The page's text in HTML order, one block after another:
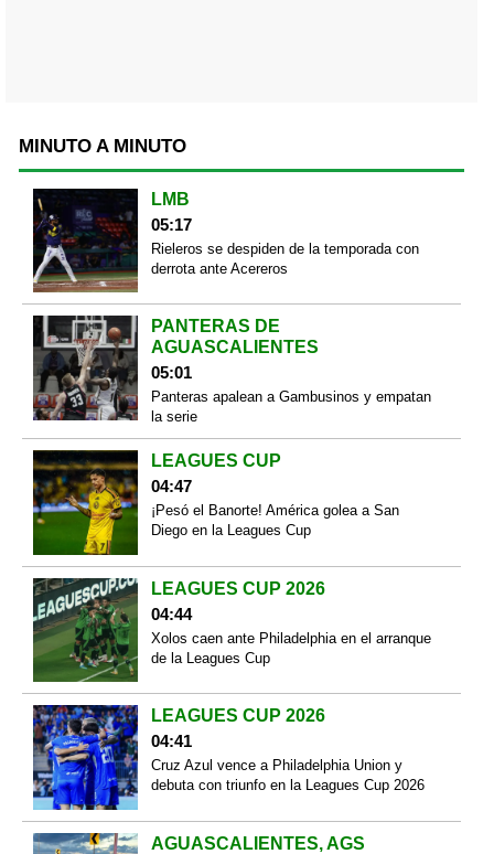
MINUTO A MINUTO
LMB
05:17
Rieleros se despiden de la temporada con
derrota ante Acereros
PANTERAS DE
AGUASCALIENTES
05:01
Panteras apalean a Gambusinos y empatan
la serie
LEAGUES CUP
04:47
¡Pesó el Banorte! América golea a San
Diego en la Leagues Cup
LEAGUES CUP 2026
04:44
Xolos caen ante Philadelphia en el arranque
de la Leagues Cup
LEAGUES CUP 2026
04:41
Cruz Azul vence a Philadelphia Union y
debuta con triunfo en la Leagues Cup 2026
AGUASCALIENTES, AGS